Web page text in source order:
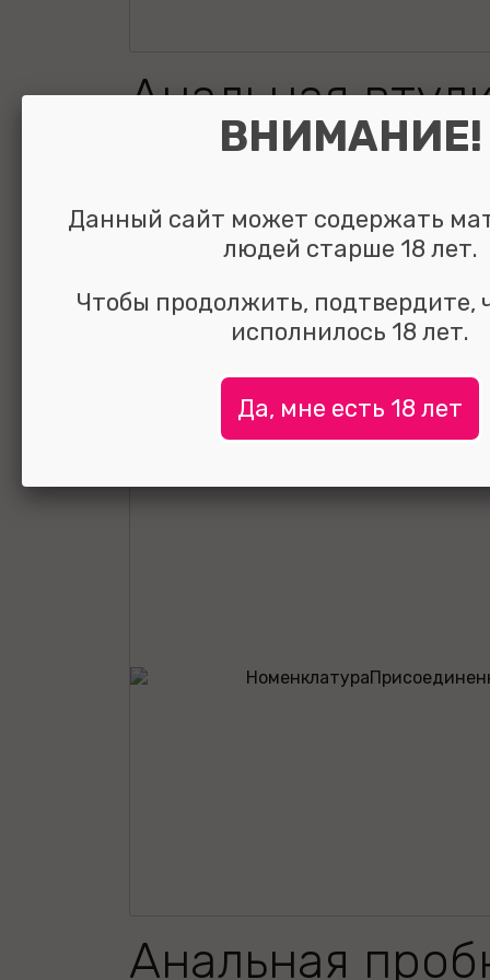
Анальная
кристаллом
голубой 9 см
УЗНАТЬ ЦЕНУ
выбрать исравнить
Анальная
ВНИМАНИЕ!
Данный сайт может содержать
людей старше 18 лет.
Чтобы продолжить, подтвердите,
исполнилось 18 лет.
Да, мне есть 18 лет